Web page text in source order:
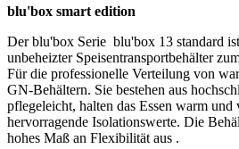
blu'box smart edition
Der blu'box Serie blu'box 13 standard
unbeheizter Speisentransportbehälter
Für die professionelle Verteilung von
GN-Behältern. Sie bestehen aus
pflegeleicht, halten das Essen warm und
hervorragende Isolationswerte. Die
hohes Maß an Flexibilität aus .